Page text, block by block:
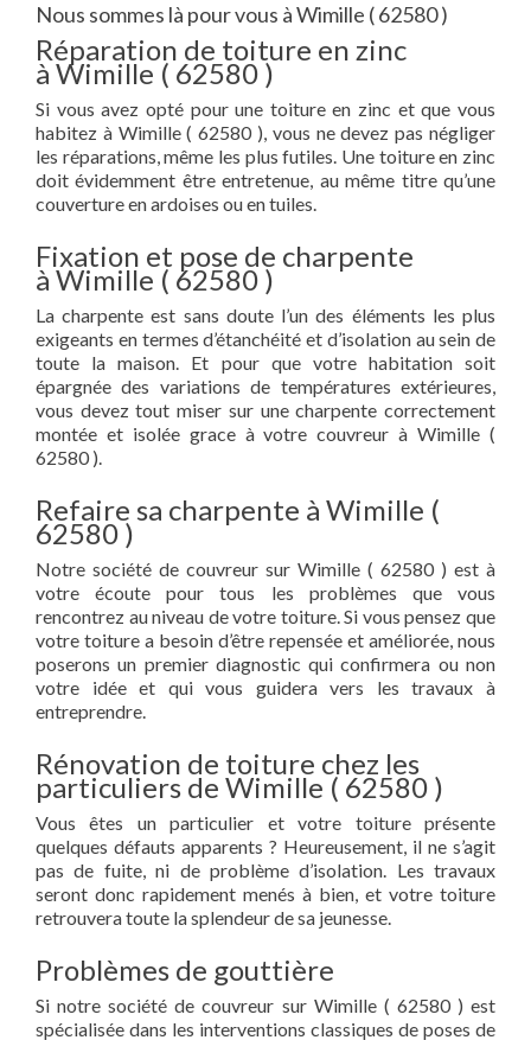
Nous sommes là pour vous à Wimille ( 62580 )
Réparation de toiture en zinc
à Wimille ( 62580 )
Si vous avez opté pour une toiture en zinc et que vous
habitez à Wimille ( 62580 ), vous ne devez pas négliger
les réparations, même les plus futiles. Une toiture en zinc
doit évidemment être entretenue, au même titre qu’une
couverture en ardoises ou en tuiles.
Fixation et pose de charpente
à Wimille ( 62580 )
La charpente est sans doute l’un des éléments les plus
exigeants en termes d’étanchéité et d’isolation au sein de
toute la maison. Et pour que votre habitation soit
épargnée des variations de températures extérieures,
vous devez tout miser sur une charpente correctement
montée et isolée grace à votre couvreur à Wimille (
62580 ).
Refaire sa charpente à Wimille (
62580 )
Notre société de couvreur sur Wimille ( 62580 ) est à
votre écoute pour tous les problèmes que vous
rencontrez au niveau de votre toiture. Si vous pensez que
votre toiture a besoin d’être repensée et améliorée, nous
poserons un premier diagnostic qui confirmera ou non
votre idée et qui vous guidera vers les travaux à
entreprendre.
Rénovation de toiture chez les
particuliers de Wimille ( 62580 )
Vous êtes un particulier et votre toiture présente
quelques défauts apparents ? Heureusement, il ne s’agit
pas de fuite, ni de problème d’isolation. Les travaux
seront donc rapidement menés à bien, et votre toiture
retrouvera toute la splendeur de sa jeunesse.
Problèmes de gouttière
Si notre société de couvreur sur Wimille ( 62580 ) est
spécialisée dans les interventions classiques de poses de